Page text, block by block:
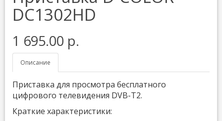
DC1302HD
1 695.00 р.
Описание
Приставка для просмотра бесплатного
цифрового телевидения DVB-T2.
Краткие характеристики: